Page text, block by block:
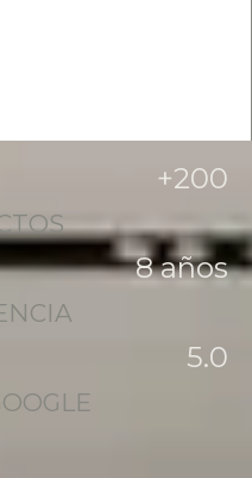
+200
8 años
5.0